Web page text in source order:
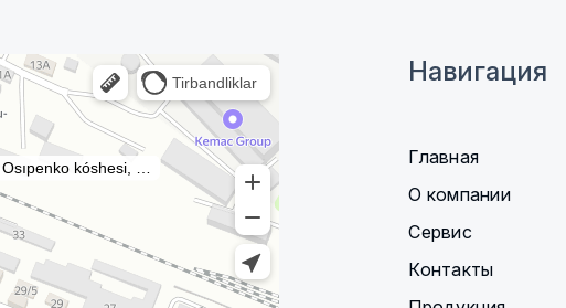
Навигация
Главная
О компании
Сервис
Контакты